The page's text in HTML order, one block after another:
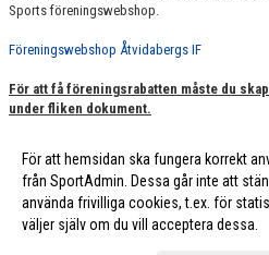
Sports föreningswebshop.
Föreningswebshop Åtvidabergs IF
För att få föreningsrabatten måste du
under fliken dokument.
Fler nyheter >>
För att hemsidan ska fungera korrekt
från SportAdmin. Dessa går inte att
använda frivilliga cookies, t.ex. för
väljer själv om du vill acceptera dessa.